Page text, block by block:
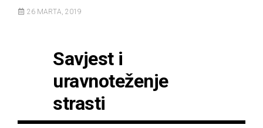
26 MARTA, 2019
Savjest i
uravnoteženje
strasti